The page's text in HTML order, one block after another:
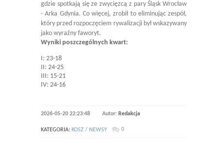
gdzie spotkają się ze zwycięzcą z pary Śląsk Wrocław
- Arka Gdynia. Co więcej, zrobił to eliminując zespół,
który przed rozpoczęciem rywalizacji był wskazywany
jako wyraźny faworyt.
Wyniki poszczególnych kwart:
I: 23-18
II: 24-25
III: 15-21
IV: 24-16
2026-05-20 22:23:48 Autor: Redakcja
KATEGORIA: KOSZ / NEWSY 0